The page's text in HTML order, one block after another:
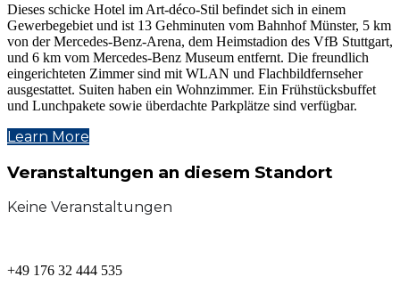
Dieses schicke Hotel im Art-déco-Stil befindet sich in einem
Gewerbegebiet und ist 13 Gehminuten vom Bahnhof Münster, 5 km
von der Mercedes-Benz-Arena, dem Heimstadion des VfB Stuttgart,
und 6 km vom Mercedes-Benz Museum entfernt. Die freundlich
eingerichteten Zimmer sind mit WLAN und Flachbildfernseher
ausgestattet. Suiten haben ein Wohnzimmer. Ein Frühstücksbuffet
und Lunchpakete sowie überdachte Parkplätze sind verfügbar.
Learn More
Veranstaltungen an diesem Standort
Keine Veranstaltungen
+49 176 32 444 535